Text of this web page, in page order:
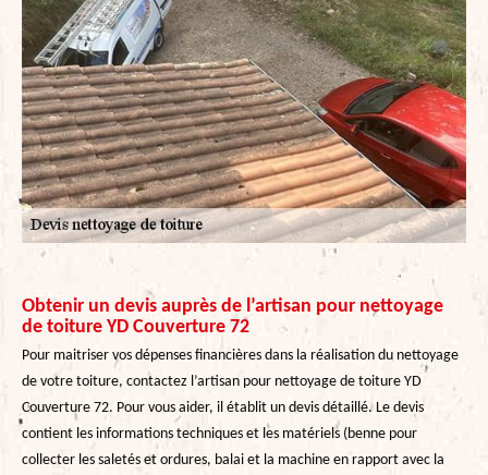
Obtenir un devis auprès de l’artisan pour nettoyage
de toiture YD Couverture 72
Pour maitriser vos dépenses financières dans la réalisation du nettoyage
de votre toiture, contactez l’artisan pour nettoyage de toiture YD
Couverture 72. Pour vous aider, il établit un devis détaillé. Le devis
contient les informations techniques et les matériels (benne pour
collecter les saletés et ordures, balai et la machine en rapport avec la